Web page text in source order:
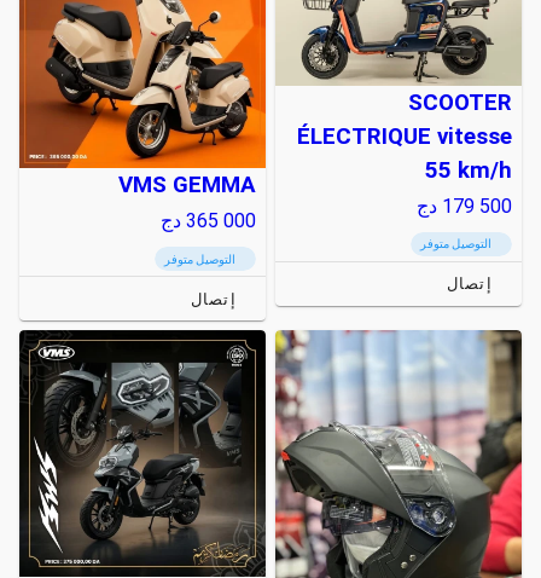
SCOOTER
ÉLECTRIQUE vitesse
55 km/h
179 500 دج
التوصيل متوفر
إتصال
VMS GEMMA
365 000 دج
التوصيل متوفر
إتصال